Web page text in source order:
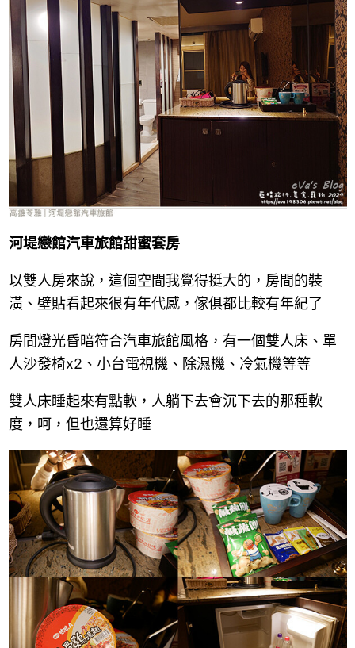
河堤戀館汽車旅館甜蜜套房
以雙人房來說，這個空間我覺得挺大的，房間的裝
潢、壁貼看起來很有年代感，傢俱都比較有年紀了
房間燈光昏暗符合汽車旅館風格，有一個雙人床、單
人沙發椅x2、小台電視機、除濕機、冷氣機等等
雙人床睡起來有點軟，人躺下去會沉下去的那種軟
度，呵，但也還算好睡